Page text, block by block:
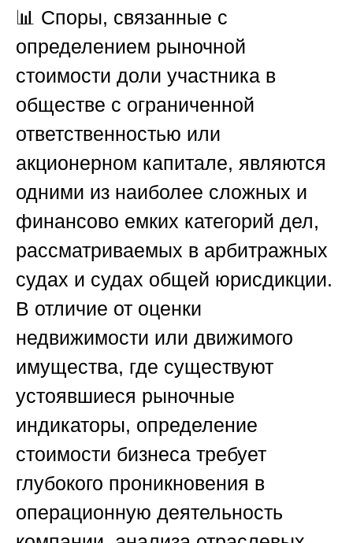
📊 Споры, связанные с
определением рыночной
стоимости доли участника в
обществе с ограниченной
ответственностью или
акционерном капитале, являются
одними из наиболее сложных и
финансово емких категорий дел,
рассматриваемых в арбитражных
судах и судах общей юрисдикции.
В отличие от оценки
недвижимости или движимого
имущества, где существуют
устоявшиеся рыночные
индикаторы, определение
стоимости бизнеса требует
глубокого проникновения в
операционную деятельность